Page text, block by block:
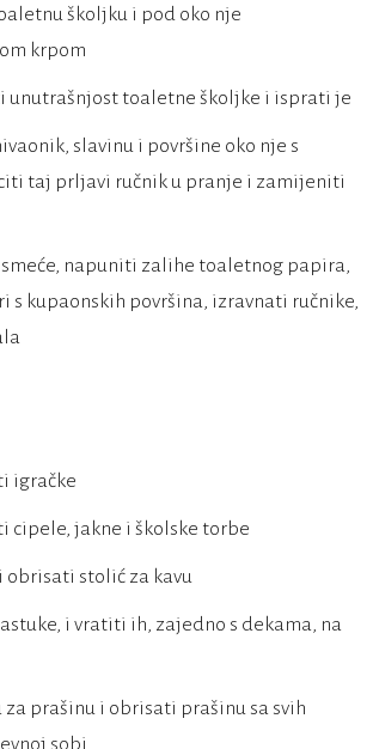
školjku i pod oko nje
krpom
unutrašnjost toaletne školjke i isprati je
slavinu i površine oko nje s
taj prljavi ručnik u pranje i zamijeniti
napuniti zalihe toaletnog papira,
s kupaonskih površina, izravnati ručnike,
igračke
cipele, jakne i školske torbe
obrisati stolić za kavu
i vratiti ih, zajedno s dekama, na
za prašinu i obrisati prašinu sa svih
sobi